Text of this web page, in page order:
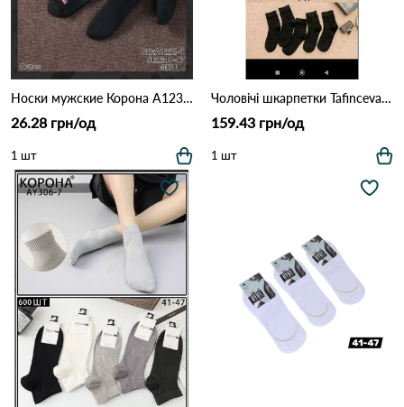
Носки мужские Корона A1232-1 Черный
26.28 грн/од
1 шт
Чоловічі шкарпетки Tafinceva LA8886 Чорний
159.43 грн/од
1 шт